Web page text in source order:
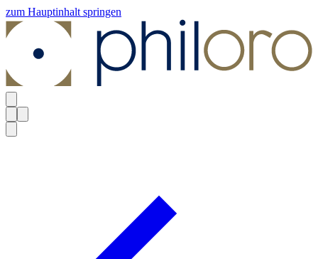
zum Hauptinhalt springen